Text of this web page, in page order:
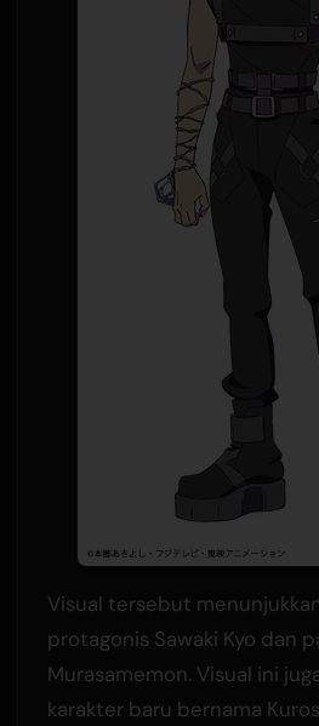
Visual tersebut
protagonis Sawaki Kyo dan
Murasamemon. Visual ini
karakter baru bernama